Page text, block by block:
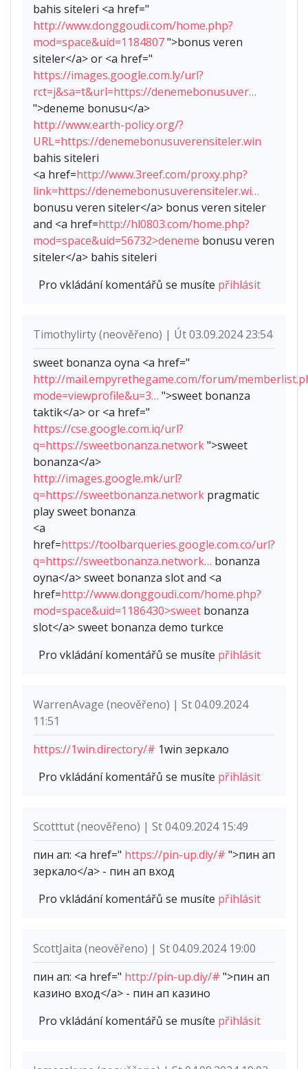
bahis siteleri <a href="
http://www.donggoudi.com/home.php?
mod=space&uid=1184807">bonus veren
siteler</a> or <a href="
https://images.google.com.ly/url?
rct=j&sa=t&url=https://denemebonusuver…
">deneme bonusu</a>
http://www.earth-policy.org/?
URL=https://denemebonusuverensiteler.win
bahis siteleri
<a href=http://www.3reef.com/proxy.php?
link=https://denemebonusuverensiteler.wi…
bonusu veren siteler</a> bonus veren siteler
and <a href=http://hl0803.com/home.php?
mod=space&uid=56732>deneme bonusu veren
siteler</a> bahis siteleri
Pro vkládání komentářů se musíte přihlásit
Timothylirty (neověřeno) | Út 03.09.2024 23:54
sweet bonanza oyna <a href="
http://mail.empyrethegame.com/forum/
mode=viewprofile&u=3… ">sweet bonanza
taktik</a> or <a href="
https://cse.google.com.iq/url?
q=https://sweetbonanza.network">sweet
bonanza</a>
http://images.google.mk/url?
q=https://sweetbonanza.network pragmatic
play sweet bonanza
<a
href=https://toolbarqueries.google.com.co/url?
q=https://sweetbonanza.network… bonanza
oyna</a> sweet bonanza slot and <a
href=http://www.donggoudi.com/home.php?
mod=space&uid=1186430>sweet bonanza
slot</a> sweet bonanza demo turkce
Pro vkládání komentářů se musíte přihlásit
WarrenAvage (neověřeno) | St 04.09.2024
11:51
https://1win.directory/# 1win зеркало
Pro vkládání komentářů se musíte přihlásit
Scotttut (neověřeno) | St 04.09.2024 15:49
пин ап: <a href=" https://pin-up.diy/# ">пин ап
зеркало</a> - пин ап вход
Pro vkládání komentářů se musíte přihlásit
ScottJaita (neověřeno) | St 04.09.2024 19:00
пин ап: <a href=" http://pin-up.diy/# ">пин ап
казино вход</a> - пин ап казино
Pro vkládání komentářů se musíte přihlásit